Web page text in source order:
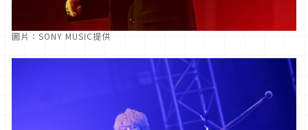
圖片：SONY MUSIC提供